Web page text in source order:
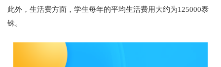
此外，生活费方面，学生每年的平均生活费用大约为125000泰
铢。